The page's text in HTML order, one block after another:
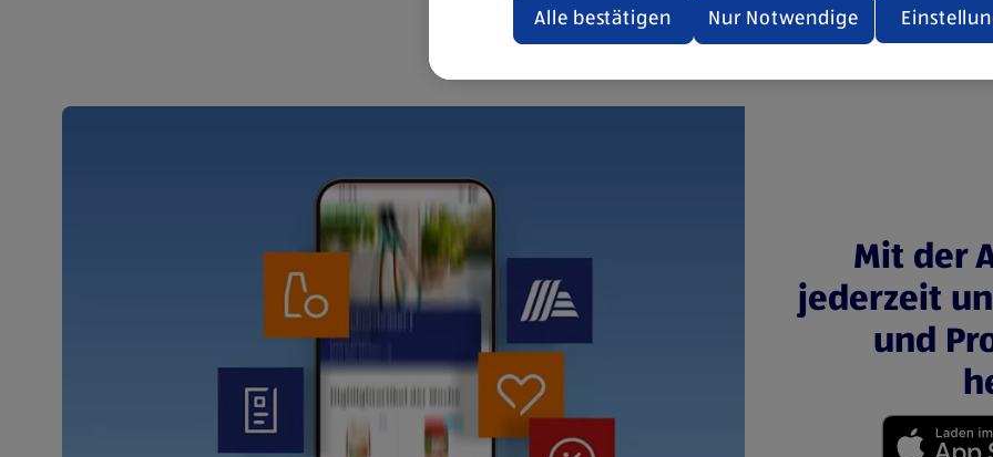
Mit der
jederzeit
und
Nur Notwendige
Alle bestätigen